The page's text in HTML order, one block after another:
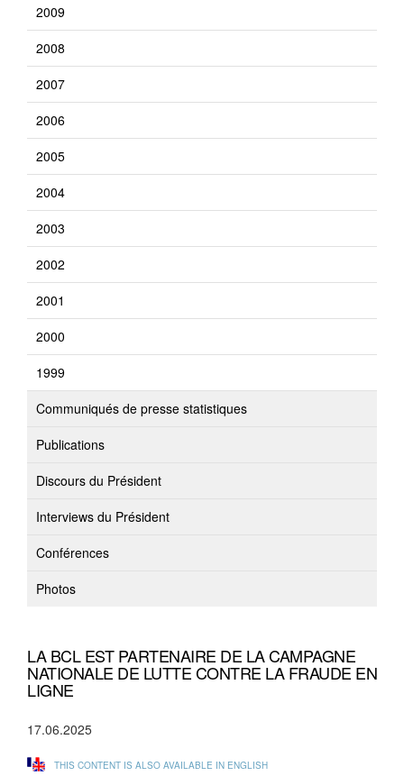
2009
2008
2007
2006
2005
2004
2003
2002
2001
2000
1999
Communiqués de presse statistiques
Publications
Discours du Président
Interviews du Président
Conférences
Photos
LA BCL EST PARTENAIRE DE LA CAMPAGNE
NATIONALE DE LUTTE CONTRE LA FRAUDE EN
LIGNE
17.06.2025
THIS CONTENT IS ALSO AVAILABLE IN ENGLISH